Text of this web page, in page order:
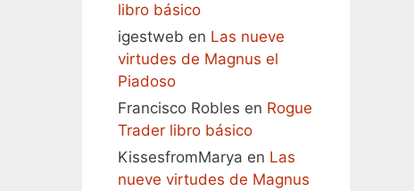
libro básico
igestweb en Las nueve
virtudes de Magnus el
Piadoso
Francisco Robles en Rogue
Trader libro básico
KissesfromMarya en Las
nueve virtudes de Magnus